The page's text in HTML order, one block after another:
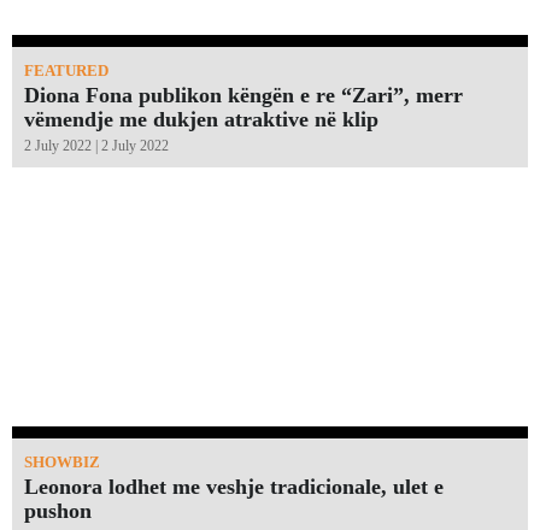
FEATURED
Diona Fona publikon këngën e re “Zari”, merr
vëmendje me dukjen atraktive në klip
2 July 2022 | 2 July 2022
SHOWBIZ
Leonora lodhet me veshje tradicionale, ulet e
pushon